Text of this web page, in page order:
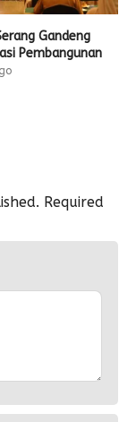
Gandeng
Pembangunan
Required